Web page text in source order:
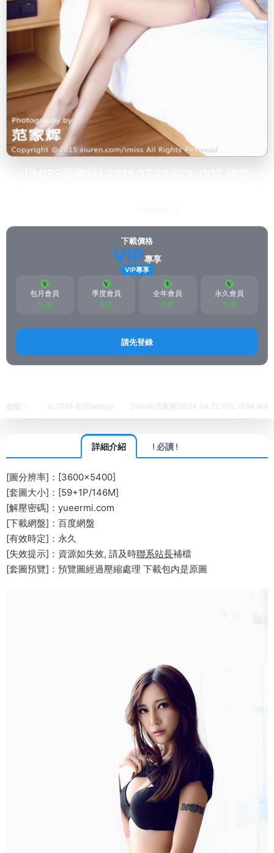
下載價格
VIP專享
VIP專享
包月會員
免費
季度會員
免費
全年會員
免費
永久會員
免費
請先登錄
公告VOL.1055 菲兒beauty [YouMi尤蜜荟]2024.04.22 VOL.1054 林幼一
詳細介紹 ! 必讀 !
[圖分辨率]：[3600×5400]
[套圖大小]：[59+1P/146M]
[解壓密碼]：yueermi.com
[下載網盤]：百度網盤
[有效時定]：永久
[失效提示]：資源如失效, 請及時聯系站長補檔
[套圖預覽]：預覽圖經過壓縮處理 下載包内是原圖